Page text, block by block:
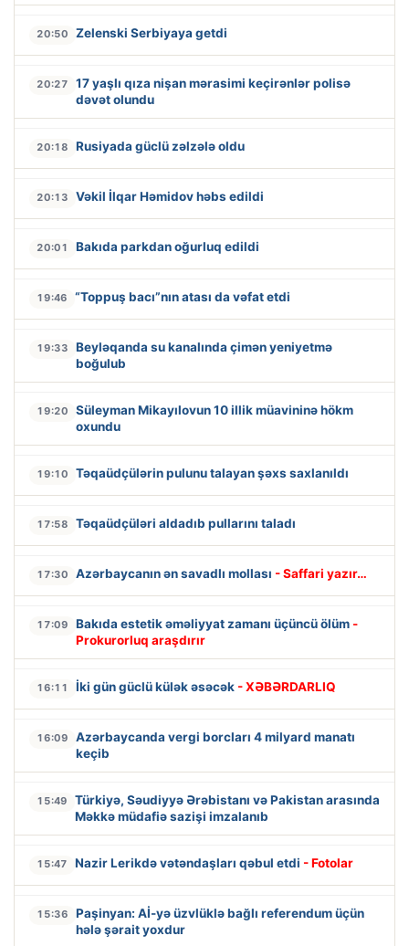
20:50 Zelenski Serbiyaya getdi
20:27
17 yaşlı qıza nişan mərasimi keçirənlər polisə
dəvət olundu
20:18 Rusiyada güclü zəlzələ oldu
20:13 Vəkil İlqar Həmidov həbs edildi
20:01 Bakıda parkdan oğurluq edildi
19:46 “Toppuş bacı”nın atası da vəfat etdi
19:33
Beyləqanda su kanalında çimən yeniyetmə
boğulub
19:20
Süleyman Mikayılovun 10 illik müavininə hökm
oxundu
19:10 Təqaüdçülərin pulunu talayan şəxs saxlanıldı
17:58 Təqaüdçüləri aldadıb pullarını taladı
17:30 Azərbaycanın ən savadlı mollası - Saffari yazır…
17:09 Bakıda estetik əməliyyat zamanı üçüncü ölüm -
Prokurorluq araşdırır
16:11 İki gün güclü külək əsəcək - XƏBƏRDARLIQ
16:09
Azərbaycanda vergi borcları 4 milyard manatı
keçib
15:49
Türkiyə, Səudiyyə Ərəbistanı və Pakistan arasında
Məkkə müdafiə sazişi imzalanıb
15:47 Nazir Lerikdə vətəndaşları qəbul etdi - Fotolar
15:36
Paşinyan: Aİ-yə üzvlüklə bağlı referendum üçün
hələ şərait yoxdur